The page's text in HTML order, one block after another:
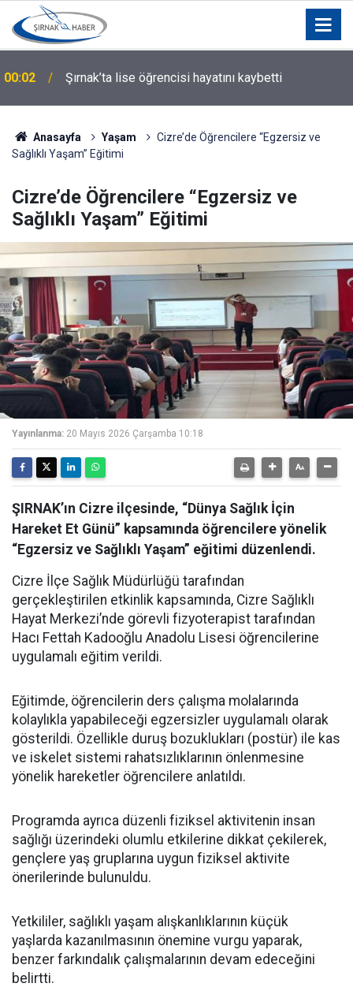
00:02 Şırnak’ta lise öğrencisi hayatını kaybetti
Anasayfa Yaşam
Cizre’de Öğrencilere “Egzersiz ve
Sağlıklı Yaşam” Eğitimi
Cizre’de Öğrencilere “Egzersiz ve
Sağlıklı Yaşam” Eğitimi
Yayınlanma: 20 Mayıs 2026 Çarşamba 10:18
ŞIRNAK’ın Cizre ilçesinde, “Dünya Sağlık İçin
Hareket Et Günü” kapsamında öğrencilere yönelik
“Egzersiz ve Sağlıklı Yaşam” eğitimi düzenlendi.
Cizre İlçe Sağlık Müdürlüğü tarafından
gerçekleştirilen etkinlik kapsamında, Cizre Sağlıklı
Hayat Merkezi’nde görevli fizyoterapist tarafından
Hacı Fettah Kadooğlu Anadolu Lisesi öğrencilerine
uygulamalı eğitim verildi.
Eğitimde, öğrencilerin ders çalışma molalarında
kolaylıkla yapabileceği egzersizler uygulamalı olarak
gösterildi. Özellikle duruş bozuklukları (postür) ile kas
ve iskelet sistemi rahatsızlıklarının önlenmesine
yönelik hareketler öğrencilere anlatıldı.
Programda ayrıca düzenli fiziksel aktivitenin insan
sağlığı üzerindeki olumlu etkilerine dikkat çekilerek,
gençlere yaş gruplarına uygun fiziksel aktivite
önerilerinde bulunuldu.
Yetkililer, sağlıklı yaşam alışkanlıklarının küçük
yaşlarda kazanılmasının önemine vurgu yaparak,
benzer farkındalık çalışmalarının devam edeceğini
belirtti.